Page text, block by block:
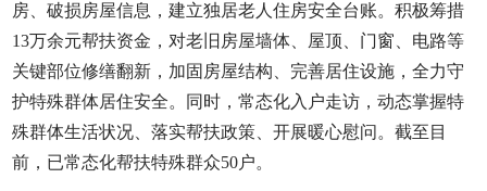
房、破损房屋信息，建立独居老人住房安全台账。积极筹措
13万余元帮扶资金，对老旧房屋墙体、屋顶、门窗、电路等
关键部位修缮翻新，加固房屋结构、完善居住设施，全力守
护特殊群体居住安全。同时，常态化入户走访，动态掌握特
殊群体生活状况、落实帮扶政策、开展暖心慰问。截至目
前，已常态化帮扶特殊群众50户。